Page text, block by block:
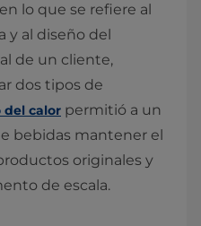
lo que se refiere al
y al diseño del
de un cliente,
dos tipos de
calor permitió a un
bebidas mantener el
originales y
de escala.